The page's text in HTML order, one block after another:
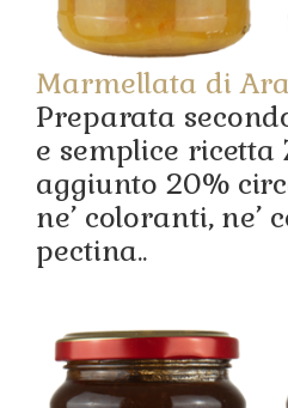
Marmellata di
Preparata
e semplice ricetta
aggiunto 20%
ne’ coloranti, ne’
pectina..